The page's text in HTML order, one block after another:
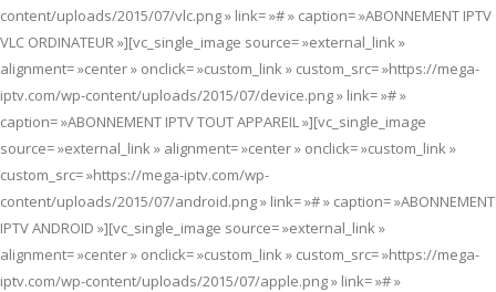
content/uploads/2015/07/vlc.png » link= »# » caption= »ABONNEMENT IPTV
VLC ORDINATEUR »][vc_single_image source= »external_link »
alignment= »center » onclick= »custom_link » custom_src= »https://mega-
iptv.com/wp-content/uploads/2015/07/device.png » link= »# »
caption= »ABONNEMENT IPTV TOUT APPAREIL »][vc_single_image
source= »external_link » alignment= »center » onclick= »custom_link »
custom_src= »https://mega-iptv.com/wp-
content/uploads/2015/07/android.png » link= »# » caption= »ABONNEMENT
IPTV ANDROID »][vc_single_image source= »external_link »
alignment= »center » onclick= »custom_link » custom_src= »https://mega-
iptv.com/wp-content/uploads/2015/07/apple.png » link= »# »